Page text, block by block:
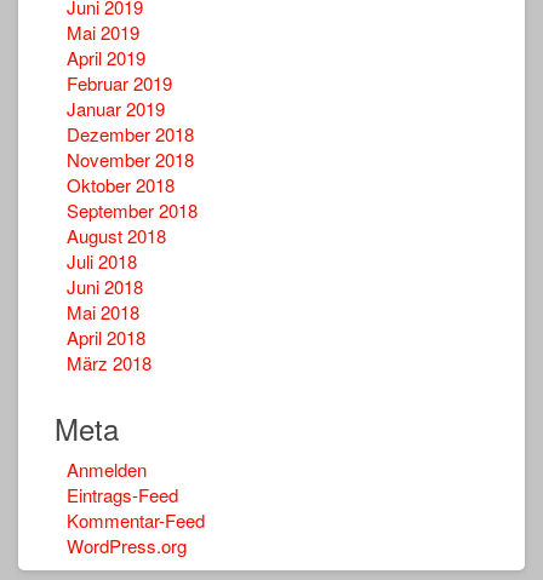
Juni 2019
Mai 2019
April 2019
Februar 2019
Januar 2019
Dezember 2018
November 2018
Oktober 2018
September 2018
August 2018
Juli 2018
Juni 2018
Mai 2018
April 2018
März 2018
Meta
Anmelden
Eintrags-Feed
Kommentar-Feed
WordPress.org